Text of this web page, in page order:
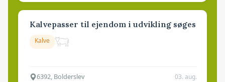
Kalvepasser til ejendom i udvikling søges
Kalve
6392, Bolderslev 03. aug.